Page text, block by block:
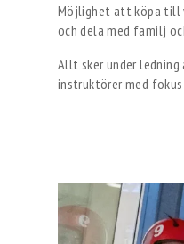
Möjlighet att köpa till
och dela med familj
Allt sker under
instruktörer med